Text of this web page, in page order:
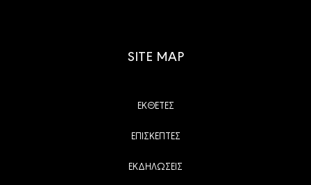
SITE MAP
ΕΚΘΕΤΕΣ
ΕΠΙΣΚΕΠΤΕΣ
ΕΚΔΗΛΩΣΕΙΣ